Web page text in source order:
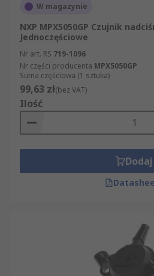
W magazynie
NXP MPX5050GP Czujnik
Jednoczęściowe
Nr art. RS 719-1096
Nr części producenta MPX5050GP
Suma częściowa (1 sztuka)
99,63 zł(bez VAT)
Ilość
Dodaj